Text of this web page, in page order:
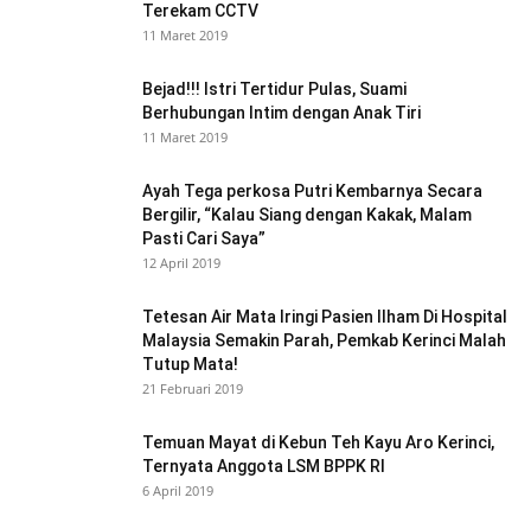
Terekam CCTV
11 Maret 2019
Bejad!!! Istri Tertidur Pulas, Suami
Berhubungan Intim dengan Anak Tiri
11 Maret 2019
Ayah Tega perkosa Putri Kembarnya Secara
Bergilir, “Kalau Siang dengan Kakak, Malam
Pasti Cari Saya”
12 April 2019
Tetesan Air Mata Iringi Pasien Ilham Di Hospital
Malaysia Semakin Parah, Pemkab Kerinci Malah
Tutup Mata!
21 Februari 2019
Temuan Mayat di Kebun Teh Kayu Aro Kerinci,
Ternyata Anggota LSM BPPK RI
6 April 2019